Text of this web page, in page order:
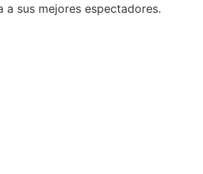
sus mejores espectadores.